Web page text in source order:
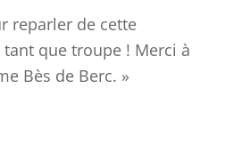
reparler de cette
que troupe ! Merci à
Bès de Berc. »